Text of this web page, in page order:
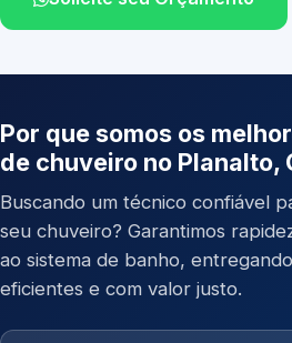
Por que somos os
de chuveiro no Planalto,
Buscando um técnico confiável
seu chuveiro? Garantimos
ao sistema de banho,
eficientes e com valor justo.